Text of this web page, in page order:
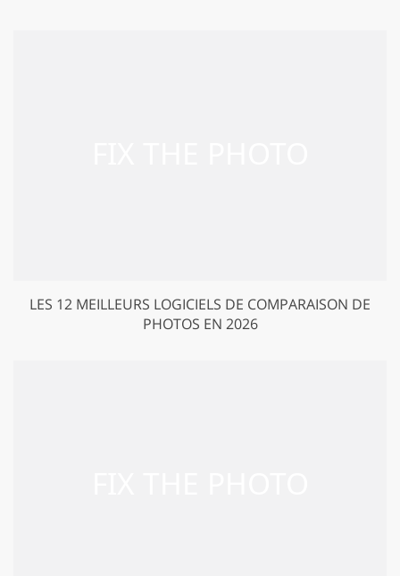
LES 12 MEILLEURS LOGICIELS DE COMPARAISON DE
PHOTOS EN 2026